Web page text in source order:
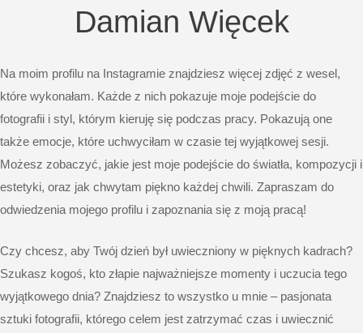
Damian Więcek
Na moim profilu na Instagramie znajdziesz więcej zdjęć z wesel,
które wykonałam. Każde z nich pokazuje moje podejście do
fotografii i styl, którym kieruję się podczas pracy. Pokazują one
także emocje, które uchwyciłam w czasie tej wyjątkowej sesji.
Możesz zobaczyć, jakie jest moje podejście do światła, kompozycji i
estetyki, oraz jak chwytam piękno każdej chwili. Zapraszam do
odwiedzenia mojego profilu i zapoznania się z moją pracą!
Czy chcesz, aby Twój dzień był uwieczniony w pięknych kadrach?
Szukasz kogoś, kto złapie najważniejsze momenty i uczucia tego
wyjątkowego dnia? Znajdziesz to wszystko u mnie – pasjonata
sztuki fotografii, którego celem jest zatrzymać czas i uwiecznić